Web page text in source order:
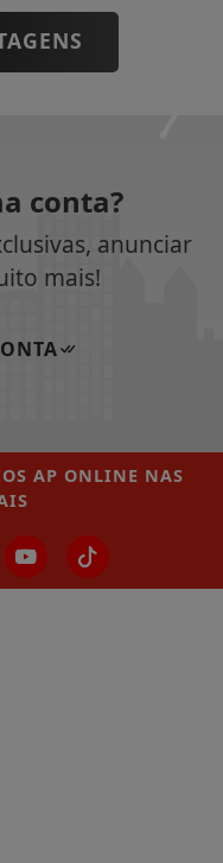
conta?
anunciar
mais!
AP ONLINE NAS